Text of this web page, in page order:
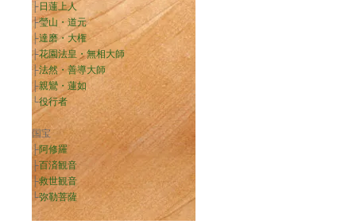
├日蓮上人
├瑩山・道元
├達磨・大権
├花園法皇・無相大師
├法然・善導大師
├親鸞・蓮如
└役行者
国宝
├阿修羅
├百済観音
├救世観音
└弥勒菩薩